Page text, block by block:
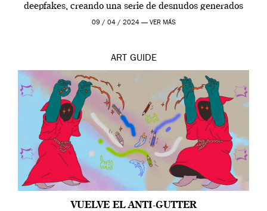
deepfakes, creando una serie de desnudos generados
por […]
09 / 04 / 2024 — VER MÁS
ART GUIDE
VUELVE EL ANTI-GUTTER